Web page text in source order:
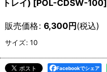
トレイ) [POL-CDSW-100]
販売価格: 6,300円(税込)
サイズ: 10
Facebookでシェア